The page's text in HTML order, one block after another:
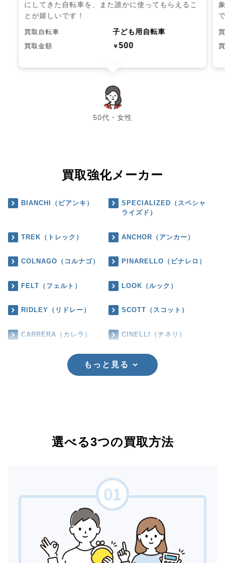
にしてきた自転車を、また誰かに使ってもらえるこ
とが嬉しいです！
買取自転車 子ども用自転車
買取金額 ￥500
50代・女性
chevron_left chevron_right
買取強化メーカー
BIANCHI（ビアンキ）
SPECIALIZED（スペシャ
ライズド）
TREK（トレック） ANCHOR（アンカー）
COLNAGO（コルナゴ） PINARELLO（ピナレロ）
FELT（フェルト） LOOK（ルック）
RIDLEY（リドレー） SCOTT（スコット）
CARRERA（カレラ） CINELLI（チネリ）
もっと見る
選べる3つの買取方法